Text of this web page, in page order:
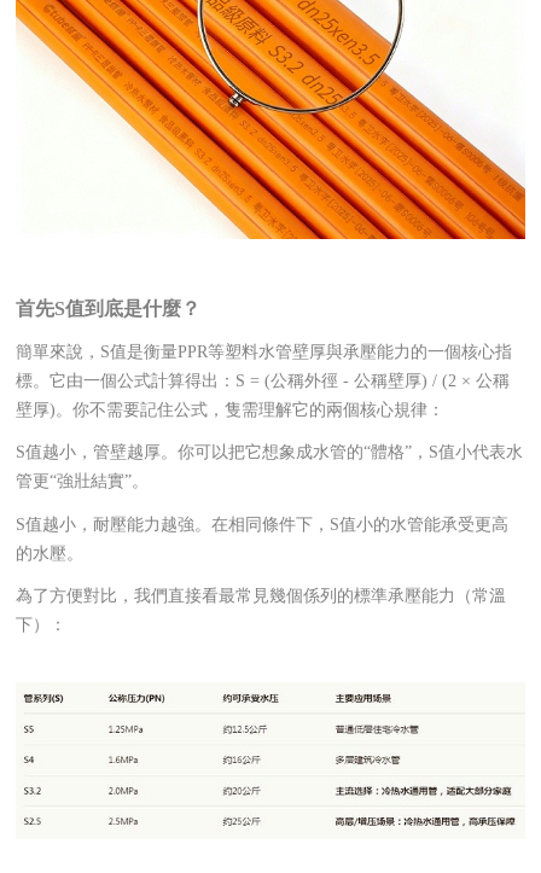
首先S值到底是什麼？
簡單來說，S值是衡量PPR等塑料水管壁厚與承壓能力的一個核心指
標。它由一個公式計算得出：S = (公稱外徑 - 公稱壁厚) / (2 × 公稱
壁厚)。你不需要記住公式，隻需理解它的兩個核心規律：
S值越小，管壁越厚。你可以把它想象成水管的“體格”，S值小代表水
管更“強壯結實”。
S值越小，耐壓能力越強。在相同條件下，S值小的水管能承受更高
的水壓。
為了方便對比，我們直接看最常見幾個係列的標準承壓能力（常溫
下）：